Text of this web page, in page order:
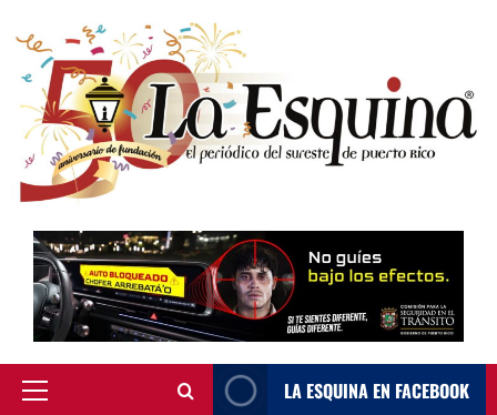
to
content
Primary
LA ESQUINA EN FACEBOOK